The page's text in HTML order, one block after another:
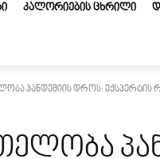
ᲙᲐᲚᲝᲠᲘᲔᲑᲘᲡ ᲪᲮᲠᲘᲚᲘ
პანდემიის დროს: ექსპერტის